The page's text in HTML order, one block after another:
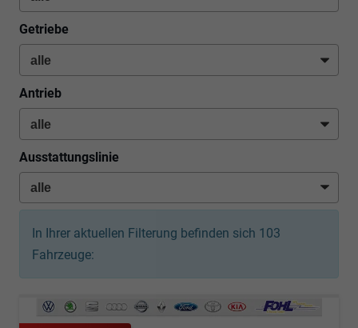
Getriebe
Antrieb
Ausstattungslinie
In Ihrer aktuellen Filterung befinden sich 103
Fahrzeuge: